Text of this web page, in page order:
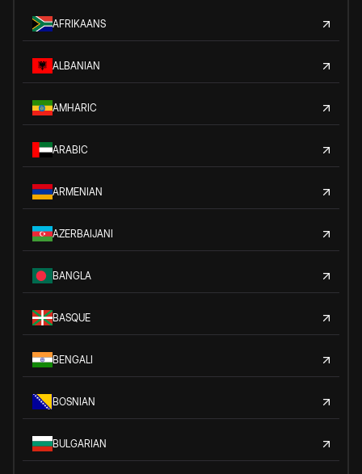
AFRIKAANS
ALBANIAN
AMHARIC
ARABIC
ARMENIAN
AZERBAIJANI
BANGLA
BASQUE
BENGALI
BOSNIAN
BULGARIAN